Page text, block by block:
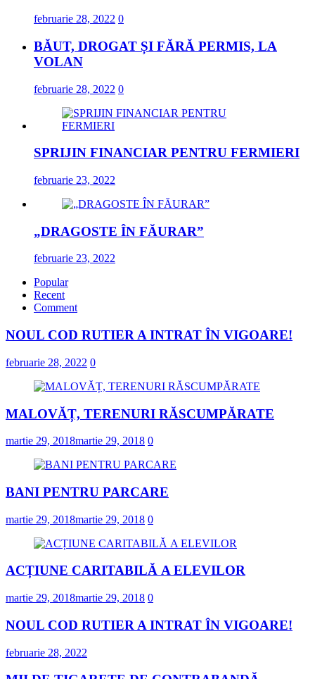
februarie 28, 2022 0
BĂUT, DROGAT ȘI FĂRĂ PERMIS, LA
VOLAN
februarie 28, 2022 0
SPRIJIN FINANCIAR PENTRU FERMIERI
februarie 23, 2022
„DRAGOSTE ÎN FĂURAR”
februarie 23, 2022
Popular
Recent
Comment
NOUL COD RUTIER A INTRAT ÎN VIGOARE!
februarie 28, 2022 0
MALOVĂȚ, TERENURI RĂSCUMPĂRATE
martie 29, 2018martie 29, 2018 0
BANI PENTRU PARCARE
martie 29, 2018martie 29, 2018 0
ACȚIUNE CARITABILĂ A ELEVILOR
martie 29, 2018martie 29, 2018 0
NOUL COD RUTIER A INTRAT ÎN VIGOARE!
februarie 28, 2022